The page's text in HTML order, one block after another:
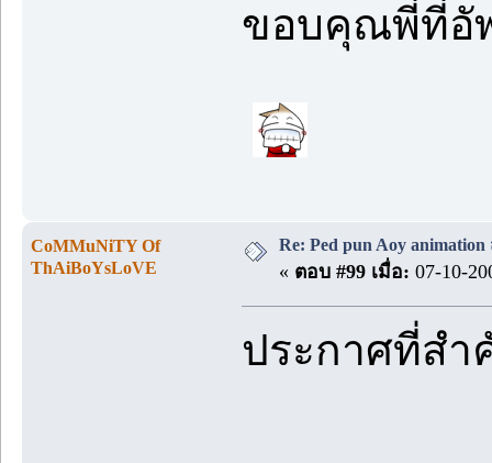
ขอบคุณพี่ที่อั
CoMMuNiTY Of
ThAiBoYsLoVE
Re: Ped pun Aoy
« ตอบ #99 เมื่อ: 07-10-
ประกาศที่ส